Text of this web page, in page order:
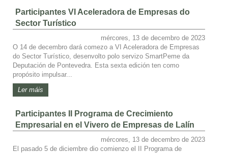
Participantes VI Aceleradora de Empresas do
Sector Turístico
mércores, 13 de decembro de 2023
O 14 de decembro dará comezo a VI Aceleradora de Empresas
do Sector Turístico, desenvolto polo servizo SmartPeme da
Deputación de Pontevedra. Esta sexta edición ten como
propósito impulsar...
Ler máis
Participantes II Programa de Crecimiento
Empresarial en el Vivero de Empresas de Lalín
mércores, 13 de decembro de 2023
El pasado 5 de diciembre dio comienzo el II Programa de